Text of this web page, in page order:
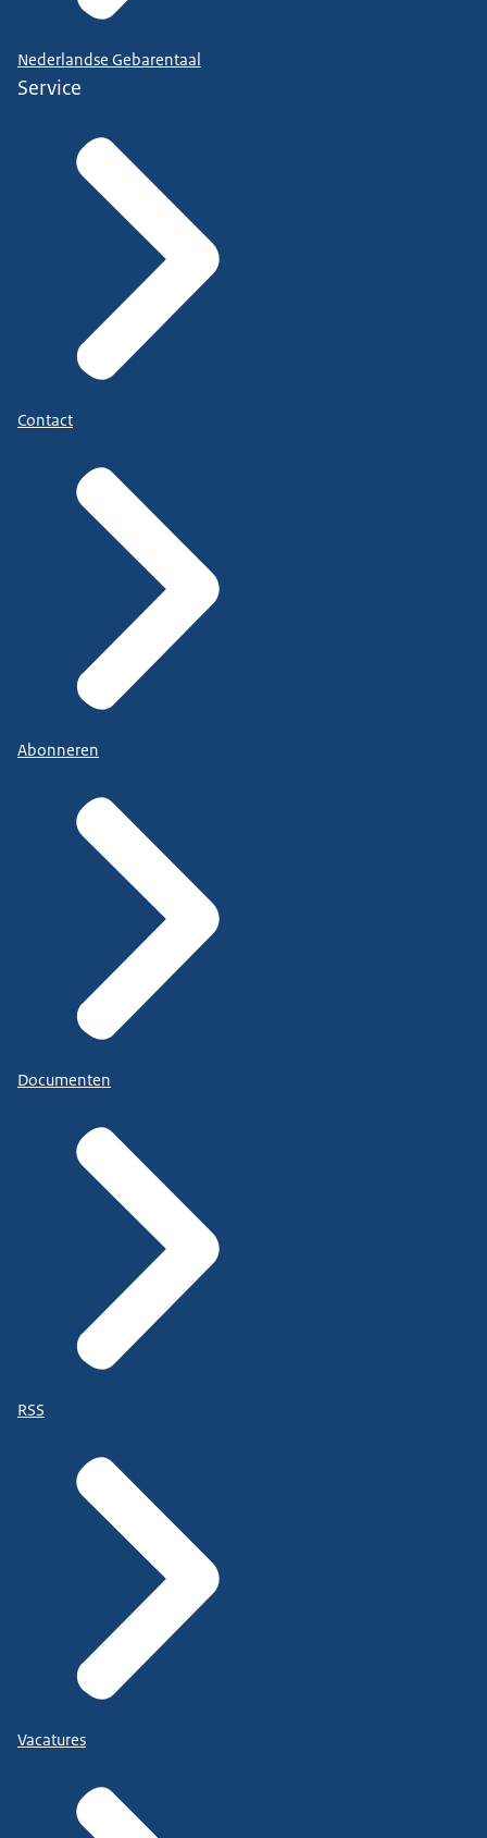
Nederlandse Gebarentaal
Service
Contact
Abonneren
Documenten
RSS
Vacatures